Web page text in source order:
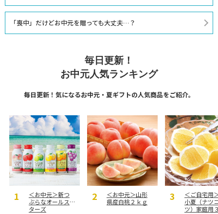
「喪中」だけどお中元を贈っても大丈夫…？
毎日更新！
お中元人気ランキング
毎日更新！気になるお中元・夏ギフトの人気商品をご紹介。
＜お中元＞新つ
ぶらなオールス
ターズ
＜お中元＞山形
県産白桃２ｋｇ
＜ご自宅用
小夏（ナツ
ツ）家庭用